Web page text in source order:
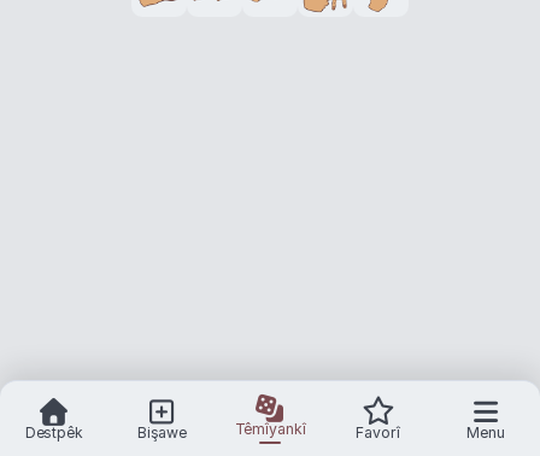
Destpêk Bişawe Têmîyankî Favorî Menu